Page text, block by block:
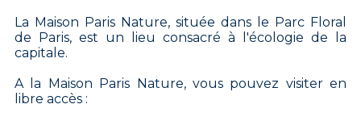
La Maison Paris Nature, située dans le Parc Floral
de Paris, est un lieu consacré à l'écologie de la
capitale.
A la Maison Paris Nature, vous pouvez visiter en
libre accès :